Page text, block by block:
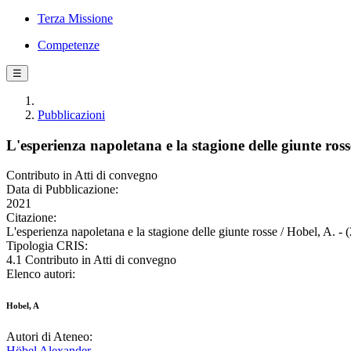
Terza Missione
Competenze
☰
Pubblicazioni
L'esperienza napoletana e la stagione delle giunte
Contributo in Atti di convegno
Data di Pubblicazione:
2021
Citazione:
L'esperienza napoletana e la stagione delle giunte rosse / Hobel, A. -
Tipologia CRIS:
4.1 Contributo in Atti di convegno
Elenco autori:
Hobel, A
Autori di Ateneo: